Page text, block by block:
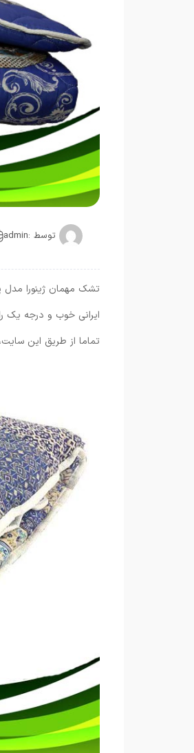
توسط :admin
تشک مهمان ژینورا مدل پرسان با اندازه 200*90 سانتیمتر
تماما از طریق این